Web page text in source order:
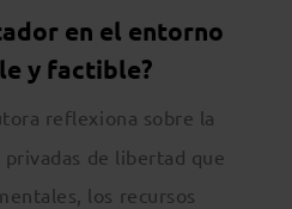
en el entorno
y factible?
reflexiona sobre la
de libertad que
los recursos